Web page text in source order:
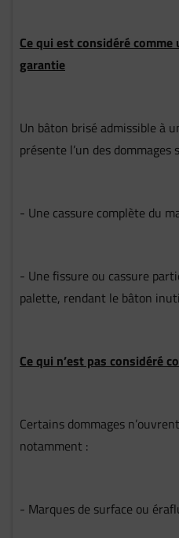
Ce qui est considéré
garantie
Un bâton brisé admissible à
présente l’un des dommages
- Une cassure complète du
- Une fissure ou cassure
palette, rendant le bâton
Ce qui n’est pas considéré
Certains dommages
notamment :
- Marques de surface ou